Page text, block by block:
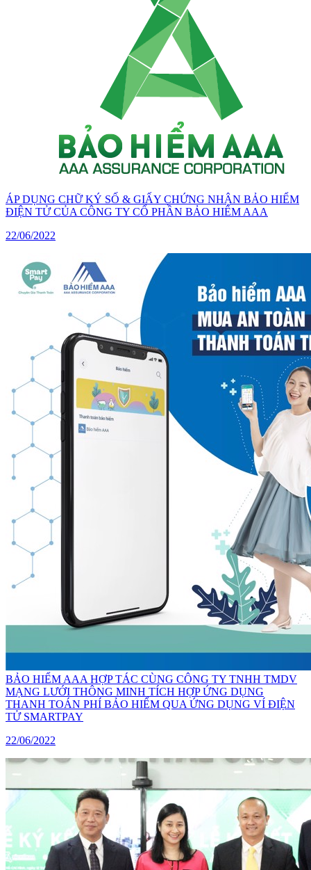
ÁP DỤNG CHỮ KÝ SỐ & GIẤY CHỨNG NHẬN BẢO HIỂM
ĐIỆN TỬ CỦA CÔNG TY CỔ PHẦN BẢO HIỂM AAA
22/06/2022
BẢO HIỂM AAA HỢP TÁC CÙNG CÔNG TY TNHH TMDV
MẠNG LƯỚI THÔNG MINH TÍCH HỢP ỨNG DỤNG
THANH TOÁN PHÍ BẢO HIỂM QUA ỨNG DỤNG VÍ ĐIỆN
TỬ SMARTPAY
22/06/2022